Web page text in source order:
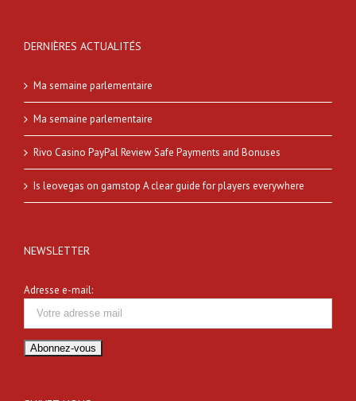
DERNIÈRES ACTUALITÉS
Ma semaine parlementaire
Ma semaine parlementaire
Rivo Casino PayPal Review Safe Payments and Bonuses
Is leovegas on gamstop A clear guide for players everywhere
NEWSLETTER
Adresse e-mail: